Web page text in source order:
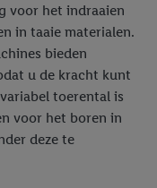
voor het indraaien
in taaie materialen.
bieden
u de kracht kunt
toerental is
voor het boren in
deze te